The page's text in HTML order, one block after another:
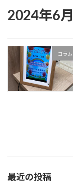
2024年6月
コラム
最近の投稿